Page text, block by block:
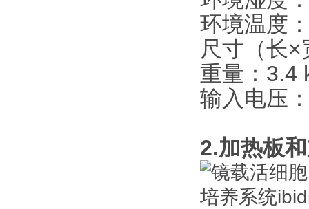
环境温度
尺寸（长
重量：3.4
输入电压
2.加热板